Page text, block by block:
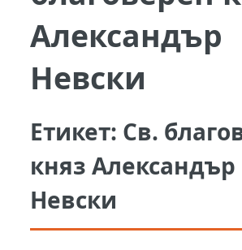
Александър
Невски
Етикет: Св.
княз Александър
Невски